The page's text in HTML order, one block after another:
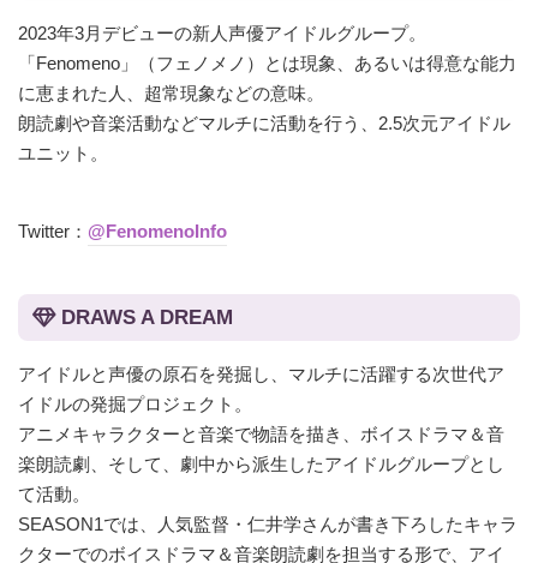
2023年3月デビューの新人声優アイドルグループ。
「Fenomeno」（フェノメノ）とは現象、あるいは得意な能力
に恵まれた人、超常現象などの意味。
朗読劇や音楽活動などマルチに活動を行う、2.5次元アイドル
ユニット。
Twitter： @FenomenoInfo
DRAWS A DREAM
アイドルと声優の原石を発掘し、マルチに活躍する次世代ア
イドルの発掘プロジェクト。
アニメキャラクターと音楽で物語を描き、ボイスドラマ＆音
楽朗読劇、そして、劇中から派生したアイドルグループとし
て活動。
SEASON1では、人気監督・仁井学さんが書き下ろしたキャラ
クターでのボイスドラマ＆音楽朗読劇を担当する形で、アイ